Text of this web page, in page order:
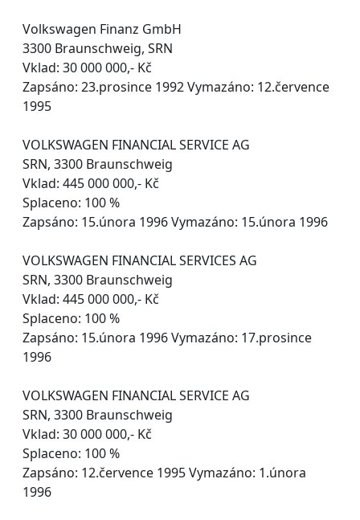
Volkswagen Finanz GmbH
3300 Braunschweig, SRN
Vklad: 30 000 000,- Kč
Zapsáno: 23.prosince 1992 Vymazáno: 12.července
1995
VOLKSWAGEN FINANCIAL SERVICE AG
SRN, 3300 Braunschweig
Vklad: 445 000 000,- Kč
Splaceno: 100 %
Zapsáno: 15.února 1996 Vymazáno: 15.února 1996
VOLKSWAGEN FINANCIAL SERVICES AG
SRN, 3300 Braunschweig
Vklad: 445 000 000,- Kč
Splaceno: 100 %
Zapsáno: 15.února 1996 Vymazáno: 17.prosince
1996
VOLKSWAGEN FINANCIAL SERVICE AG
SRN, 3300 Braunschweig
Vklad: 30 000 000,- Kč
Splaceno: 100 %
Zapsáno: 12.července 1995 Vymazáno: 1.února
1996